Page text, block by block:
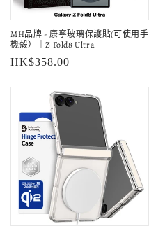
MH品牌 - 康寧玻璃保護貼(可使用手
機殻）｜Z Fold8 Ultra
定
HK$358.00